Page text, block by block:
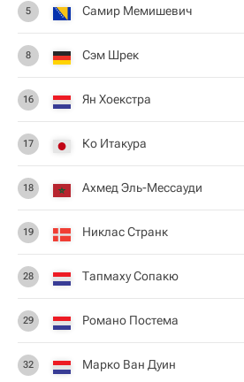
5 Самир Мемишевич
8 Сэм Шрек
16 Ян Хоекстра
17 Ко Итакура
18 Ахмед Эль-Мессауди
19 Никлас Странк
28 Тапмаху Сопакю
29 Романо Постема
32 Марко Ван Дуин